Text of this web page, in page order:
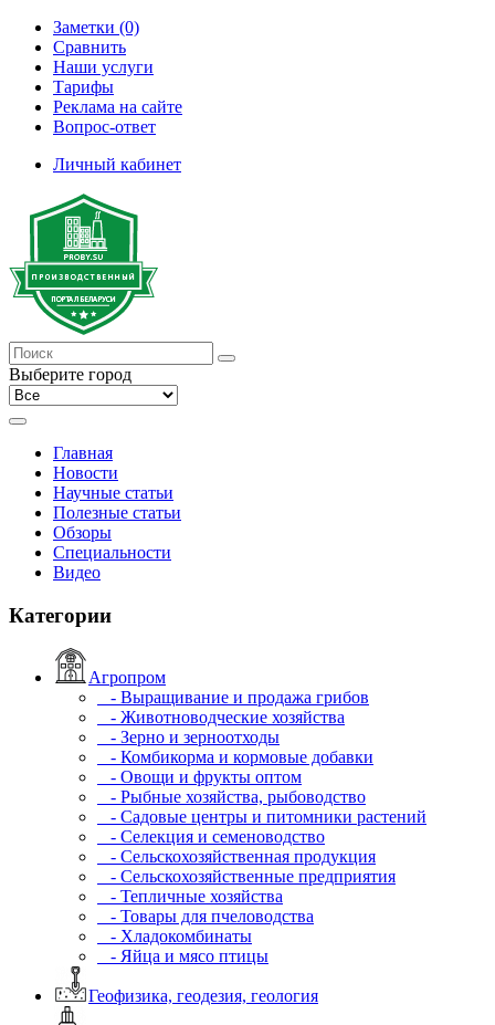
Заметки (0)
Сравнить
Наши услуги
Тарифы
Реклама на сайте
Вопрос-ответ
Личный кабинет
Выберите город
Главная
Новости
Научные статьи
Полезные статьи
Обзоры
Специальности
Видео
Категории
Агропром
- Выращивание и продажа грибов
- Животноводческие хозяйства
- Зерно и зерноотходы
- Комбикорма и кормовые добавки
- Овощи и фрукты оптом
- Рыбные хозяйства, рыбоводство
- Садовые центры и питомники растений
- Селекция и семеноводство
- Сельскохозяйственная продукция
- Сельскохозяйственные предприятия
- Тепличные хозяйства
- Товары для пчеловодства
- Хладокомбинаты
- Яйца и мясо птицы
Геофизика, геодезия, геология